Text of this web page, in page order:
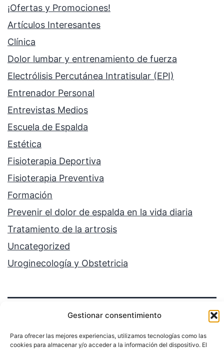
Gestionar consentimiento
Para ofrecer las mejores experiencias, utilizamos tecnologías como las
cookies para almacenar y/o acceder a la información del dispositivo. El
¡Ofertas y Promociones!
Artículos Interesantes
Clínica
Dolor lumbar y entrenamiento de fuerza
Electrólisis Percutánea Intratisular (EPI)
Entrenador Personal
Entrevistas Medios
Escuela de Espalda
Estética
Fisioterapia Deportiva
Fisioterapia Preventiva
Formación
Prevenir el dolor de espalda en la vida diaria
Tratamiento de la artrosis
Uncategorized
Uroginecología y Obstetricia